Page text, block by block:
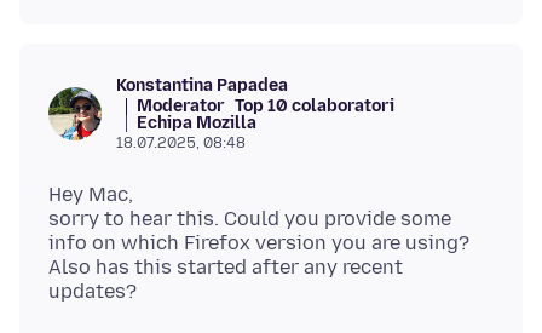
Konstantina Papadea
Moderator Top 10 colaboratori
Echipa Mozilla
18.07.2025, 08:48
Hey Mac,
sorry to hear this. Could you provide some
info on which Firefox version you are using?
Also has this started after any recent